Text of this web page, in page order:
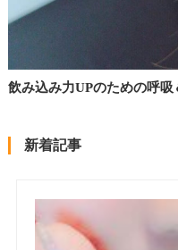
飲み込み力UPのための呼
新着記事